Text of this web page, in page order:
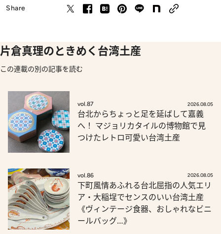
Share
片倉真理のときめく台湾土産
この連載の別の記事を読む
vol.87 2026.08.05
台北からちょっと足を延ばして嘉義
へ！ マジョリカタイルの博物館で見
つけたレトロ可愛い台湾土産
vol.86 2026.08.05
下町風情あふれる台北屈指の人気エリ
ア・大稲埕でセンスのいい台湾土産
《ヴィンテージ食器、おしゃれなビニ
ールバッグ…》